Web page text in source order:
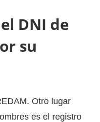
DNI de
su
Otro lugar
es el registro